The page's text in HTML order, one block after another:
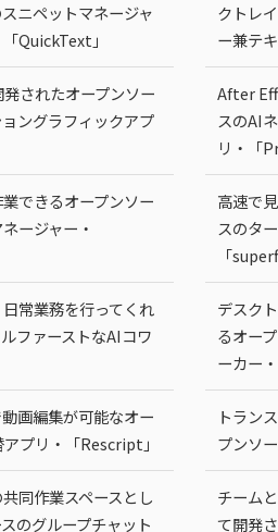
ニペットマネージャ
QuickText」
されたオープンソー
ングラフィックアプ
できるオープンソー
ージャー・
常業務を行ってくれ
ファーストなAIコワ
画編集が可能なオー
プリ・「Rescript」
同作業スペースとし
のグループチャット
クトレ
ー兼テ
After
スのAI
リ・「
高速で
スのタ
「
デスク
るオー
ーカー
トラン
プンソ
チーム
て開発